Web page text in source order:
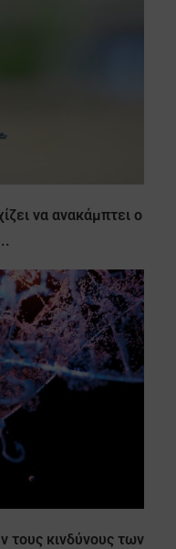
να ανακάμπτει ο
τους κινδύνους των